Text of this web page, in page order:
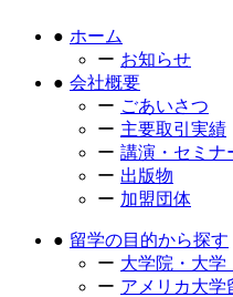
ホーム
お知らせ
会社概要
ごあいさつ
主要取引実績
講演・セミナ
出版物
加盟団体
留学の目的から探す
大学院・大学
アメリカ大学